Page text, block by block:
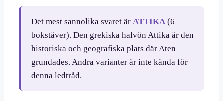
Det mest sannolika svaret är ATTIKA(6
bokstäver). Den grekiska halvön Attika är den
historiska och geografiska plats där Aten
grundades. Andra varianter är inte kända för
denna ledtråd.